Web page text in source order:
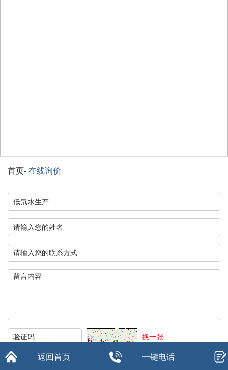
首页- 在线询价
换一张
返回首页 一键电话